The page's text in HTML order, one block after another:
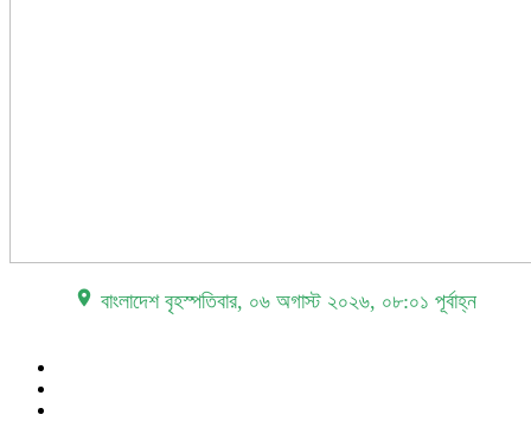
place বাংলাদেশ বৃহস্পতিবার, ০৬ অগাস্ট ২০২৬, ০৮:০১ পূর্বাহ্ন